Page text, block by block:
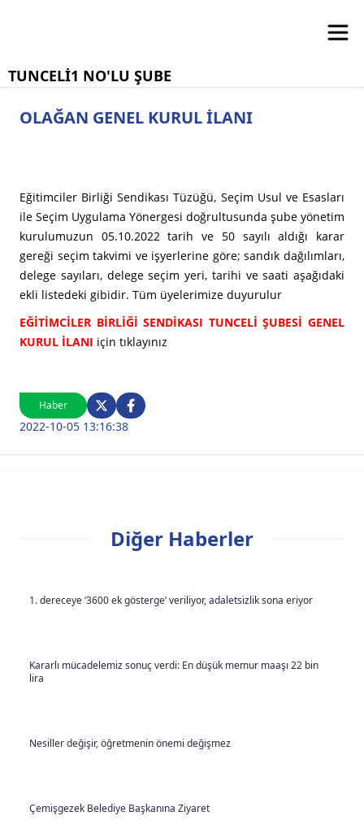
TUNCELİ1 NO'LU ŞUBE
Haber
2022-10-05 13:16:38
OLAĞAN GENEL KURUL İLANI
Eğitimciler Birliği Sendikası Tüzüğü, Seçim Usul ve Esasları
ile Seçim Uygulama Yönergesi doğrultusunda şube yönetim
kurulumuzun 05.10.2022 tarih ve 50 sayılı aldığı karar
gereği seçim takvimi ve işyerlerine göre; sandık dağılımları,
delege sayıları, delege seçim yeri, tarihi ve saati aşağıdaki
ekli listedeki gibidir. Tüm üyelerimize duyurulur
EĞİTİMCİLER BİRLİĞİ SENDİKASI TUNCELİ ŞUBESİ GENEL
KURUL İLANI için tıklayınız
Diğer Haberler
1. dereceye ‘3600 ek gösterge’ veriliyor, adaletsizlik sona eriyor
Kararlı mücadelemiz sonuç verdi: En düşük memur maaşı 22 bin
lira
Nesiller değişir, öğretmenin önemi değişmez
Çemişgezek Belediye Başkanına Ziyaret